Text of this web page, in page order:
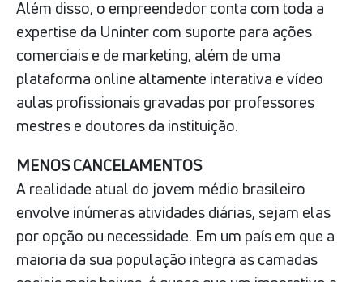
Além disso, o empreendedor conta com toda a
expertise da Uninter com suporte para ações
comerciais e de marketing, além de uma
plataforma online altamente interativa e vídeo
aulas profissionais gravadas por professores
mestres e doutores da instituição.
MENOS CANCELAMENTOS
A realidade atual do jovem médio brasileiro
envolve inúmeras atividades diárias, sejam elas
por opção ou necessidade. Em um país em que a
maioria da sua população integra as camadas